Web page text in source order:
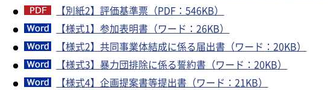
【別紙2】評価基準票（PDF：546KB）
【様式1】参加表明書（ワード：26KB）
【様式2】共同事業体結成に係る届出書（ワード：20KB）
【様式3】暴力団排除に係る誓約書（ワード：20KB）
【様式4】企画提案書等提出書（ワード：21KB）